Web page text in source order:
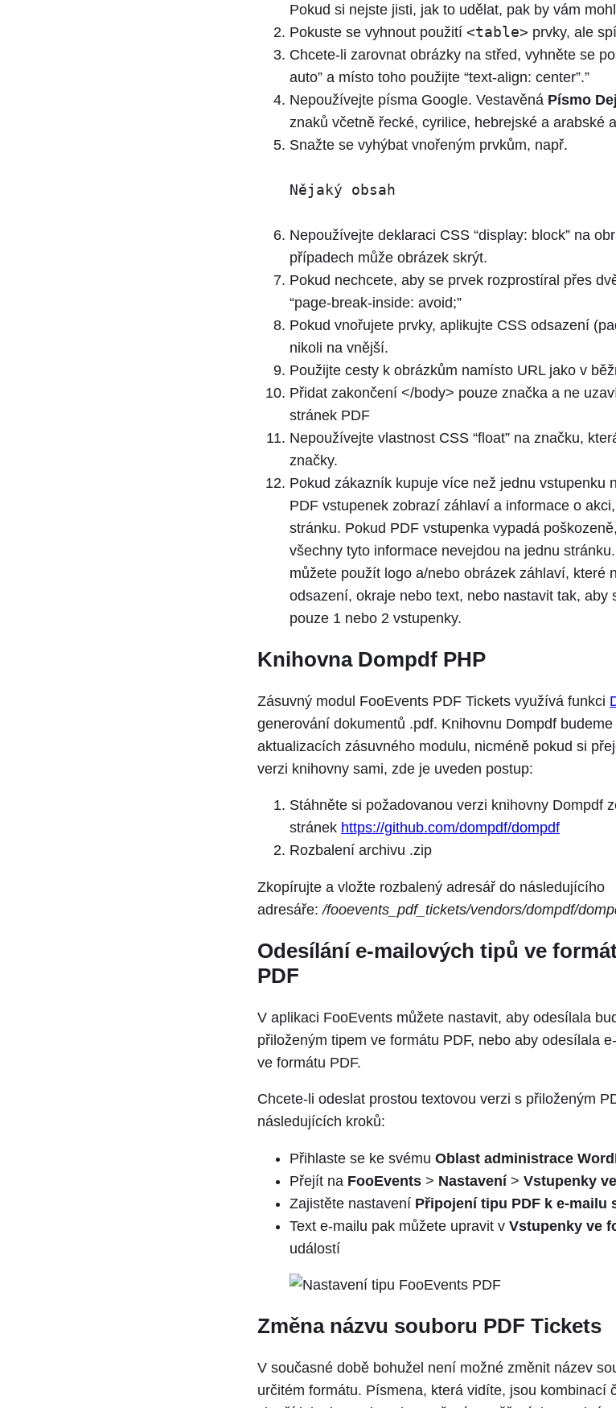
Pokud si nejste jisti, jak to udělat, pak by vám
Pokuste se vyhnout použití <table> prvky, ale
Chcete-li zarovnat obrázky na střed, vyhněte se
auto” a místo toho použijte “text-align: center”.”
Nepoužívejte písma Google. Vestavěná Písmo
znaků včetně řecké, cyrilice, hebrejské a arabské
Snažte se vyhýbat vnořeným prvkům, např.
Nějaký obsah
Nepoužívejte deklaraci CSS “display: block” na
případech může obrázek skrýt.
Pokud nechcete, aby se prvek rozprostíral přes
“page-break-inside: avoid;”
Pokud vnořujete prvky, aplikujte CSS odsazení
nikoli na vnější.
Použijte cesty k obrázkům namísto URL jako v
Přidat zakončení </body> pouze značka a ne
stránek PDF
Nepoužívejte vlastnost CSS “float” na značku,
značky.
Pokud zákazník kupuje více než jednu vstupenku
PDF vstupenek zobrazí záhlaví a informace o
stránku. Pokud PDF vstupenka vypadá
všechny tyto informace nevejdou na jednu
můžete použít logo a/nebo obrázek záhlaví, které
odsazení, okraje nebo text, nebo nastavit tak, aby
pouze 1 nebo 2 vstupenky.
Knihovna Dompdf PHP
Zásuvný modul FooEvents PDF Tickets využívá funkci
generování dokumentů .pdf. Knihovnu Dompdf
aktualizacích zásuvného modulu, nicméně pokud si
verzi knihovny sami, zde je uveden postup:
Stáhněte si požadovanou verzi knihovny Dompdf
stránek https://github.com/dompdf/dompdf
Rozbalení archivu .zip
Zkopírujte a vložte rozbalený adresář do následujícího
adresáře:/fooevents_pdf_tickets/vendors/dompdf/
Odesílání e-mailových tipů ve
PDF
V aplikaci FooEvents můžete nastavit, aby odesílala
přiloženým tipem ve formátu PDF, nebo aby odesílala
ve formátu PDF.
Chcete-li odeslat prostou textovou verzi s přiloženým
následujících kroků:
Přihlaste se ke svému Oblast administrace
Přejít na FooEvents > Nastavení> Vstupenky
Zajistěte nastavení Připojení tipu PDF k e-mailu
Text e-mailu pak můžete upravit v Vstupenky ve
událostí
Změna názvu souboru PDF Tickets
V současné době bohužel není možné změnit název
určitém formátu. Písmena, která vidíte, jsou kombinací